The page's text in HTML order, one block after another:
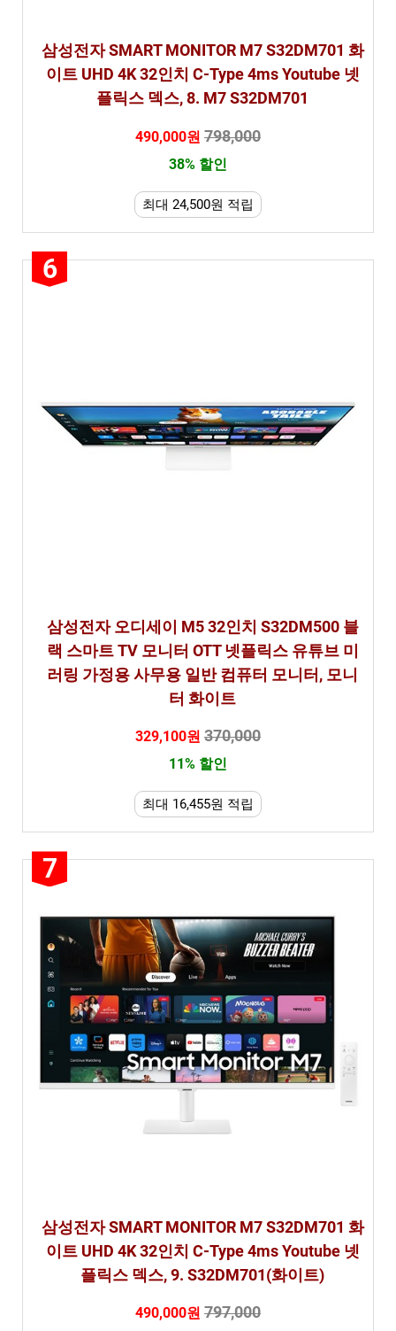
삼성전자 SMART MONITOR M7 S32DM701 화
이트 UHD 4K 32인치 C-Type 4ms Youtube 넷
플릭스 덱스, 8. M7 S32DM701
490,000원 798,000
38% 할인
최대 24,500원 적립
6
삼성전자 오디세이 M5 32인치 S32DM500 블
랙 스마트 TV 모니터 OTT 넷플릭스 유튜브 미
러링 가정용 사무용 일반 컴퓨터 모니터, 모니
터 화이트
329,100원 370,000
11% 할인
최대 16,455원 적립
7
삼성전자 SMART MONITOR M7 S32DM701 화
이트 UHD 4K 32인치 C-Type 4ms Youtube 넷
플릭스 덱스, 9. S32DM701(화이트)
490,000원 797,000